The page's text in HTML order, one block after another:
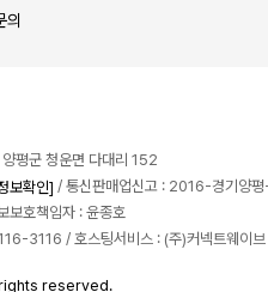
의
평군 청운면 다대리 152
보확인] / 통신판매업신고 : 2016-경기양
보호책임자 : 윤종호
3116 / 호스팅서비스 : (주)커넥트웨이브
rights reserved.